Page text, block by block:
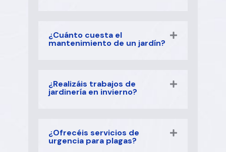
¿Cuánto cuesta el
mantenimiento de un jardín?
¿Realizáis trabajos de
jardinería en invierno?
¿Ofrecéis servicios de
urgencia para plagas?